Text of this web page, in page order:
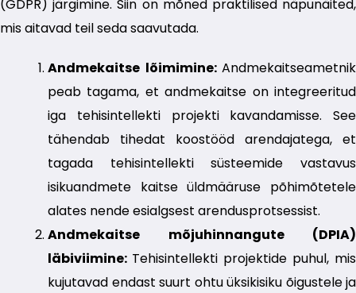
(GDPR) järgimine. Siin on mõned praktilised näpunäited,
mis aitavad teil seda saavutada.
Andmekaitse lõimimine: Andmekaitseametnik
peab tagama, et andmekaitse on integreeritud
iga tehisintellekti projekti kavandamisse. See
tähendab tihedat koostööd arendajatega, et
tagada tehisintellekti süsteemide vastavus
isikuandmete kaitse üldmääruse põhimõtetele
alates nende esialgsest arendusprotsessist.
Andmekaitse mõjuhinnangute (DPIA)
läbiviimine: Tehisintellekti projektide puhul, mis
kujutavad endast suurt ohtu üksikisiku õigustele ja